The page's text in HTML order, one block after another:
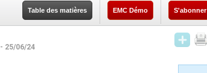
Table des matières EMC Démo S'abonner
- 25/06/24